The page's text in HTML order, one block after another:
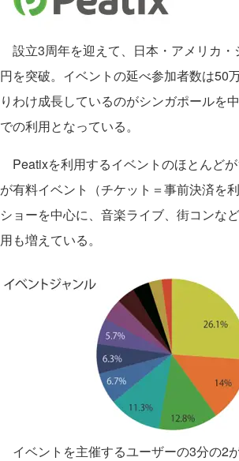
設立3周年を迎えて、日本・アメリカ
円を突破。イベントの延べ参加者数は50
りわけ成長しているのがシンガポールを
での利用となっている。
Peatixを利用するイベントのほとんど
が有料イベント（チケット＝事前決済を
ショーを中心に、音楽ライブ、街コンな
用も増えている。
イベントを主催するユーザーの3分の2